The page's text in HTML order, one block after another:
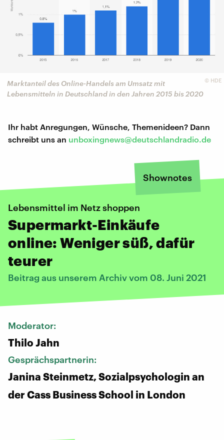
© HDE
Marktanteil des Online-Handels am Umsatz mit
Lebensmitteln in Deutschland in den Jahren 2015 bis 2020
Ihr habt Anregungen, Wünsche, Themenideen? Dann
schreibt uns an unboxingnews@deutschlandradio.de
Shownotes
Lebensmittel im Netz shoppen
Supermarkt-Einkäufe
online: Weniger süß, dafür
teurer
Beitrag aus unserem Archiv vom 08. Juni 2021
Moderator:
Thilo Jahn
Gesprächspartnerin:
Janina Steinmetz, Sozialpsychologin an
der Cass Business School in London